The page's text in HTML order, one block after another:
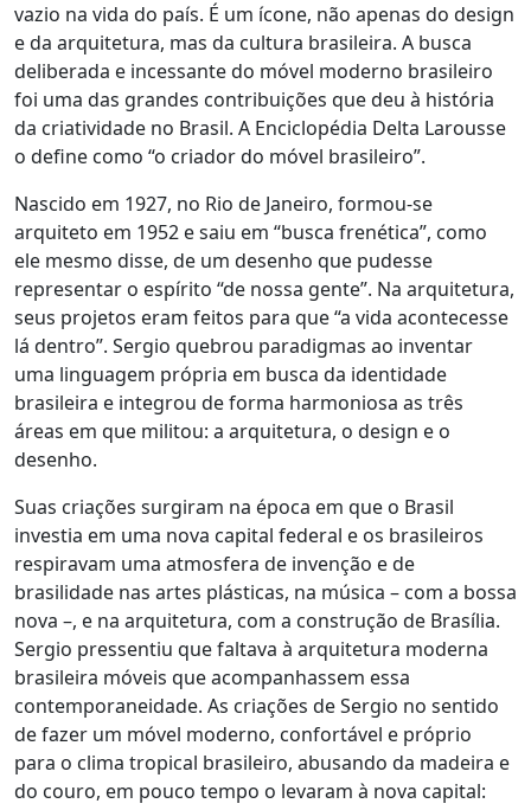
vazio na vida do país. É um ícone, não apenas do design
e da arquitetura, mas da cultura brasileira. A busca
deliberada e incessante do móvel moderno brasileiro
foi uma das grandes contribuições que deu à história
da criatividade no Brasil. A Enciclopédia Delta Larousse
o define como “o criador do móvel brasileiro”.
Nascido em 1927, no Rio de Janeiro, formou-se
arquiteto em 1952 e saiu em “busca frenética”, como
ele mesmo disse, de um desenho que pudesse
representar o espírito “de nossa gente”. Na arquitetura,
seus projetos eram feitos para que “a vida acontecesse
lá dentro”. Sergio quebrou paradigmas ao inventar
uma linguagem própria em busca da identidade
brasileira e integrou de forma harmoniosa as três
áreas em que militou: a arquitetura, o design e o
desenho.
Suas criações surgiram na época em que o Brasil
investia em uma nova capital federal e os brasileiros
respiravam uma atmosfera de invenção e de
brasilidade nas artes plásticas, na música – com a bossa
nova –, e na arquitetura, com a construção de Brasília.
Sergio pressentiu que faltava à arquitetura moderna
brasileira móveis que acompanhassem essa
contemporaneidade. As criações de Sergio no sentido
de fazer um móvel moderno, confortável e próprio
para o clima tropical brasileiro, abusando da madeira e
do couro, em pouco tempo o levaram à nova capital: